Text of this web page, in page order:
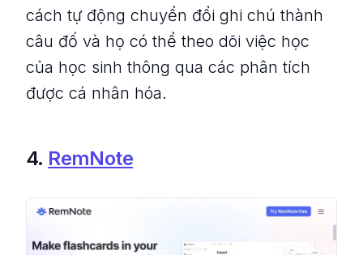
cách tự động chuyển đổi ghi chú thành
câu đố và họ có thể theo dõi việc học
của học sinh thông qua các phân tích
được cá nhân hóa.
4. RemNote